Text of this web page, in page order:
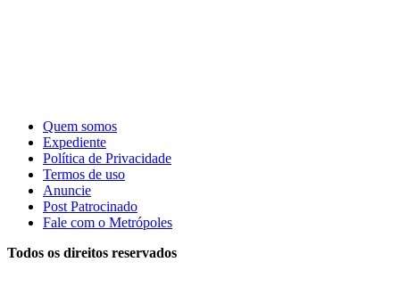
Quem somos
Expediente
Política de Privacidade
Termos de uso
Anuncie
Post Patrocinado
Fale com o Metrópoles
Todos os direitos reservados